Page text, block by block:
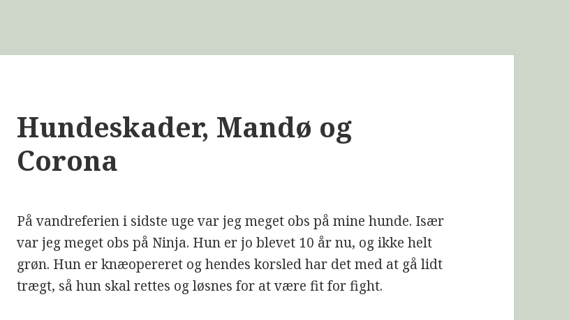
Hundeskader, Mandø og
Corona
På vandreferien i sidste uge var jeg meget obs på mine hunde. Især
var jeg meget obs på Ninja. Hun er jo blevet 10 år nu, og ikke helt
grøn. Hun er knæopereret og hendes korsled har det med at gå lidt
trægt, så hun skal rettes og løsnes for at være fit for fight.